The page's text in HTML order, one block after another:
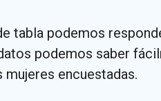
tabla podemos
podemos saber
encuestadas.